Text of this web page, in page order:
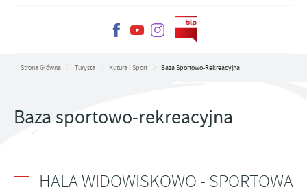
Strona Główna Turysta Kutura I Sport Baza Sportowo-Rekreacyjna
Baza sportowo-rekreacyjna
HALA WIDOWISKOWO - SPORTOWA